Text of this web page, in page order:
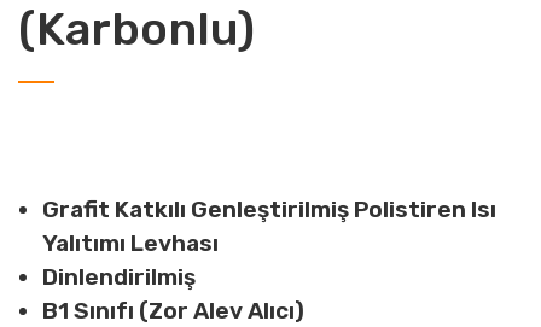
(Karbonlu)
Grafit Katkılı Genleştirilmiş Polistiren Isı
Yalıtımı Levhası
Dinlendirilmiş
B1 Sınıfı (Zor Alev Alıcı)